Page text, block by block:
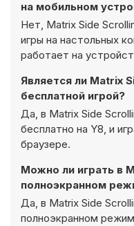
на мобильном
Нет, Matrix Side
игры на настольных
работает на
Является ли Matrix
бесплатной игрой?
Да, в Matrix Side
бесплатно на Y8, и
браузере.
Можно ли играть в
полноэкранном
Да, в Matrix Side
полноэкранном